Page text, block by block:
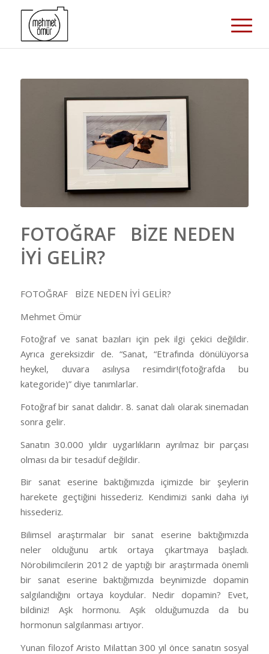
FOTOĞRAF BİZE NEDEN
İYİ GELİR?
FOTOĞRAF
BİZE NEDEN İYİ GELİR?
Mehmet Ömür
Fotoğraf ve sanat bazıları için pek ilgi çekici değildir.
Ayrıca gereksizdir de. “Sanat, “Etrafında dönülüyorsa
heykel, duvara asılıysa resimdir!(fotoğrafda bu
kategoride)” diye tanımlarlar.
Fotoğraf bir sanat dalıdır. 8. sanat dalı olarak sinemadan
sonra gelir.
Sanatın 30.000 yıldır uygarlıkların ayrılmaz bir parçası
olması da bir tesadüf değildir.
Bir sanat eserine baktığımızda içimizde bir şeylerin
harekete geçtiğini hissederiz. Kendimizi sanki daha iyi
hissederiz.
Bilimsel araştırmalar bir sanat eserine baktığımızda
neler olduğunu artık ortaya çıkartmaya başladı.
Nörobilimcilerin 2012 de yaptığı bir araştırmada önemli
bir sanat eserine baktığımızda beynimizde dopamin
salgılandığını ortaya koydular. Nedir dopamin? Evet,
bildiniz! Aşk hormonu. Aşık olduğumuzda da bu
hormonun salgılanması artıyor.
Yunan filozof Aristo Milattan 300 yıl önce sanatın sosyal